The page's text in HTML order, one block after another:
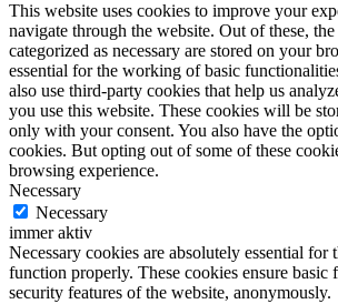
This website uses cookies to improve your
navigate through the website. Out of these,
categorized as necessary are stored on your
essential for the working of basic
also use third-party cookies that help us
you use this website. These cookies will be
only with your consent. You also have the
cookies. But opting out of some of these
browsing experience.
Necessary
Necessary
immer aktiv
Necessary cookies are absolutely essential for
function properly. These cookies ensure basic
security features of the website, anonymously.